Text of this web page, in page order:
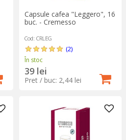
Capsule cafea "Leggero", 16
buc. - Cremesso
Cod: CRLEG
(2)
În stoc
39 lei
Pret / buc: 2,44 lei